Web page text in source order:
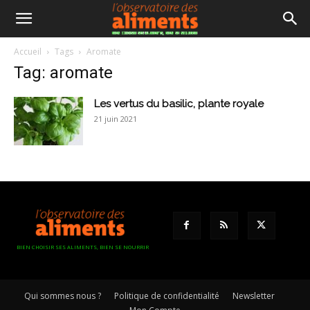
Accueil Tags Aromate
Tag: aromate
Les vertus du basilic, plante royale
21 juin 2021
BIEN CHOISIR SES ALIMENTS, BIEN SE NOURRIR
Qui sommes nous ? Politique de confidentialité
Newsletter